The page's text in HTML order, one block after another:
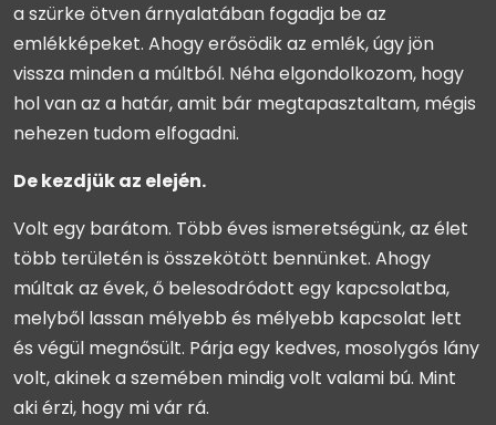
a szürke ötven árnyalatában fogadja be az
emlékképeket. Ahogy erősödik az emlék, úgy jön
vissza minden a múltból. Néha elgondolkozom, hogy
hol van az a határ, amit bár megtapasztaltam, mégis
nehezen tudom elfogadni.
De kezdjük az elején.
Volt egy barátom. Több éves ismeretségünk, az élet
több területén is összekötött bennünket. Ahogy
múltak az évek, ő belesodródott egy kapcsolatba,
melyből lassan mélyebb és mélyebb kapcsolat lett
és végül megnősült. Párja egy kedves, mosolygós lány
volt, akinek a szemében mindig volt valami bú. Mint
aki érzi, hogy mi vár rá.